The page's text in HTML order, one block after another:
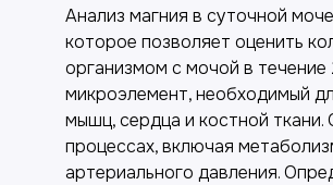
Анализ магния в суточной
которое позволяет оценить
организмом с мочой в
микроэлемент, необходимый
мышц, сердца и костной ткани.
процессах, включая
артериального давления.